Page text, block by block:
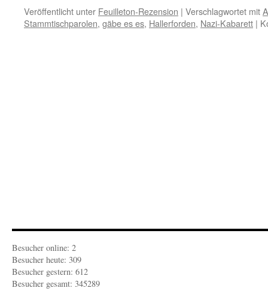
Veröffentlicht unter Feuilleton-Rezension | Verschlagwortet mit
Stammtischparolen, gäbe es es, Hallerforden, Nazi-Kabarett |
Besucher online: 2
Besucher heute: 309
Besucher gestern: 612
Besucher gesamt: 345289